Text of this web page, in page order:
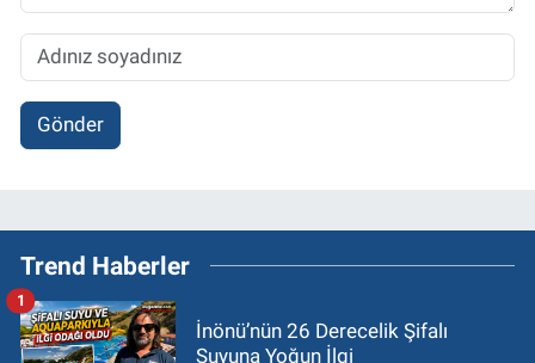
Gönder
Trend Haberler
İnönü’nün 26 Derecelik Şifalı
Suyuna Yoğun İlgi
1